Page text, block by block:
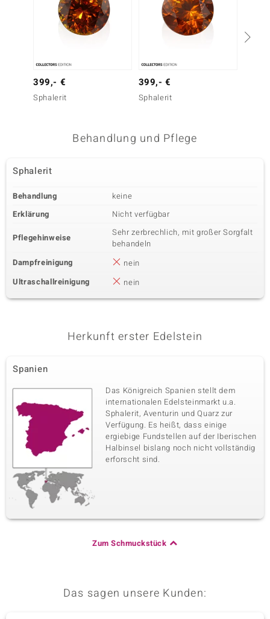
399,- €
Sphalerit
399,- €
Sphalerit
Behandlung und Pflege
Sphalerit
Behandlung
keine
Erklärung
Nicht verfügbar
Pflegehinweise
Sehr zerbrechlich, mit großer Sorgfalt
behandeln
Dampfreinigung
nein
Ultraschallreinigung
nein
Herkunft erster Edelstein
Spanien
Das Königreich Spanien stellt dem
internationalen Edelsteinmarkt u.a.
Sphalerit, Aventurin und Quarz zur
Verfügung. Es heißt, dass einige
ergiebige Fundstellen auf der Iberischen
Halbinsel bislang noch nicht vollständig
erforscht sind.
Zum Schmuckstück
Das sagen unsere Kunden: